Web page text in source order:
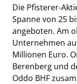
Die Pfisterer-
Spanne von 25
angeboten. Am
Unternehmen
Millionen Euro.
Berenberg und
Oddo BHF